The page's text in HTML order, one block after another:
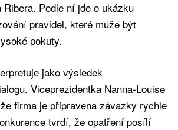
Ribera. Podle ní jde o ukázku
pravidel, které může být
pokuty.
jako výsledek
Viceprezidentka Nanna-Louise
firma je připravena závazky rychle
tvrdí, že opatření posílí